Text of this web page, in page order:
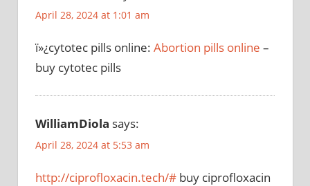
April 28, 2024 at 1:01 am
ï»¿cytotec pills online: Abortion pills online –
buy cytotec pills
WilliamDiola says:
April 28, 2024 at 5:53 am
http://ciprofloxacin.tech/# buy ciprofloxacin